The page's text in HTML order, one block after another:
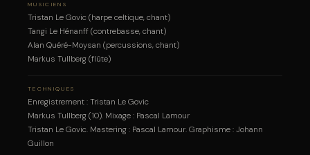
MUSICIENS
Tristan Le Govic (harpe celtique, chant)
Tangi Le Hénanff (contrebasse, chant)
Alan Quéré-Moysan (percussions, chant)
Markus Tullberg (flûte)
TECHNIQUES
Enregistrement : Tristan Le Govic
Markus Tullberg (10). Mixage : Pascal Lamour
Tristan Le Govic. Mastering : Pascal Lamour. Graphisme : Johann
Guillon